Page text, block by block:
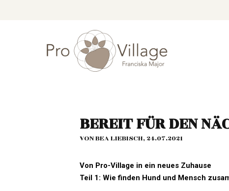
BEREIT FÜR DEN
VON BEA LIEBISCH, 24.07.2021
Von Pro-Village in ein neues Zuhause
Teil 1: Wie finden Hund und Mensch